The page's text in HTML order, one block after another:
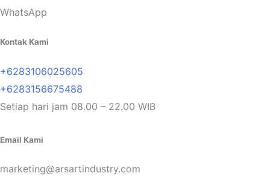
WhatsApp
Kontak Kami
+6283106025605
+6283156675488
Setiap hari jam 08.00 – 22.00 WIB
Email Kami
marketing@arsartindustry.com